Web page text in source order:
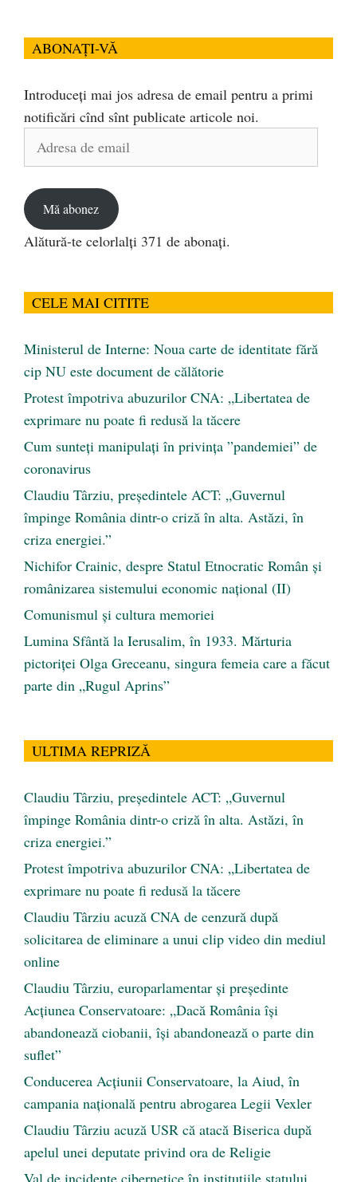
ABONAȚI-VĂ
Introduceți mai jos adresa de email pentru a primi
notificări cînd sînt publicate articole noi.
Adresa
Mă abonez
Alătură-te celorlalți 371 de abonați.
CELE MAI CITITE
Ministerul de Interne: Noua carte de identitate fără
cip NU este document de călătorie
Protest împotriva abuzurilor CNA: „Libertatea de
exprimare nu poate fi redusă la tăcere
Cum sunteți manipulați în privința ”pandemiei” de
coronavirus
Claudiu Târziu, președintele ACT: „Guvernul
împinge România dintr-o criză în alta. Astăzi, în
criza energiei.”
Nichifor Crainic, despre Statul Etnocratic Român şi
românizarea sistemului economic naţional (II)
Comunismul şi cultura memoriei
Lumina Sfântă la Ierusalim, în 1933. Mărturia
pictoriței Olga Greceanu, singura femeia care a făcut
parte din „Rugul Aprins”
ULTIMA REPRIZĂ
Claudiu Târziu, președintele ACT: „Guvernul
împinge România dintr-o criză în alta. Astăzi, în
criza energiei.”
Protest împotriva abuzurilor CNA: „Libertatea de
exprimare nu poate fi redusă la tăcere
Claudiu Târziu acuză CNA de cenzură după
solicitarea de eliminare a unui clip video din mediul
online
Claudiu Târziu, europarlamentar și președinte
Acțiunea Conservatoare: „Dacă România își
abandonează ciobanii, își abandonează o parte din
suflet”
Conducerea Acțiunii Conservatoare, la Aiud, în
campania națională pentru abrogarea Legii Vexler
Claudiu Târziu acuză USR că atacă Biserica după
apelul unei deputate privind ora de Religie
Val de incidente cibernetice în instituțiile statului.